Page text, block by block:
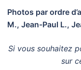
Photos par ordre
M., Jean-Paul L.,
Si vous souhaitez
sur